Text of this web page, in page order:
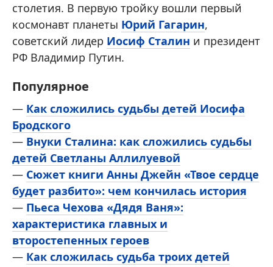
столетия. В первую тройку вошли первый
космонавт планеты Юрий Гагарин,
советский лидер Иосиф Сталин и президент
РФ Владимир Путин.
Популярное
— Как сложились судьбы детей Иосифа
Бродского
— Внуки Сталина: как сложились судьбы
детей Светланы Аллилуевой
— Сюжет книги Анны Джейн «Твое сердце
будет разбито»: чем кончилась история
— Пьеса Чехова «Дядя Ваня»:
характеристика главных и
второстепенных героев
— Как сложилась судьба троих детей